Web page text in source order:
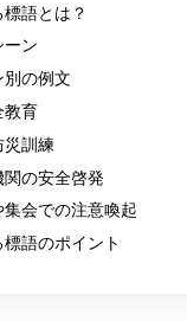
語とは？
ーン
の例文
教育
災訓練
の安全啓発
集会での注意喚起
語のポイント